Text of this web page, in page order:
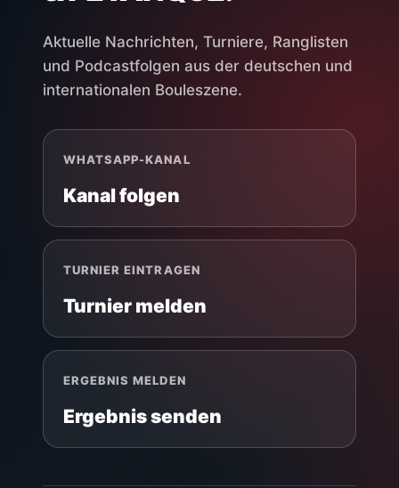
Aktuelle Nachrichten, Turniere, Ranglisten
und Podcastfolgen aus der deutschen und
internationalen Bouleszene.
WHATSAPP-KANAL
Kanal folgen
TURNIER EINTRAGEN
Turnier melden
ERGEBNIS MELDEN
Ergebnis senden